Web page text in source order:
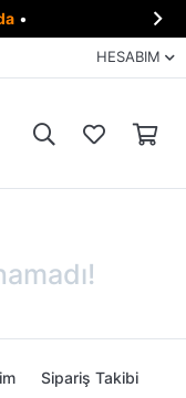
• 
HESABIM
Sipariş Takibi